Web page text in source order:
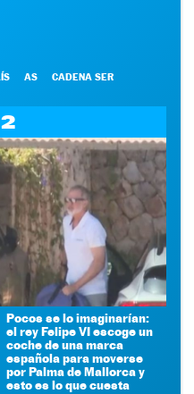
AS CADENA SER
2
Pocos se lo imaginarían:
el rey Felipe VI escoge un
coche de una marca
española para moverse
por Palma de Mallorca y
esto es lo que cuesta